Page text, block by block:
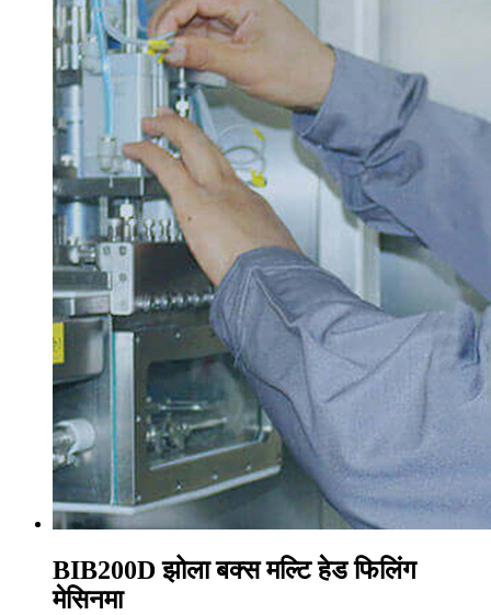
BIB200D झोला बक्स मल्टि हेड फिलिंग
मेसिनमा